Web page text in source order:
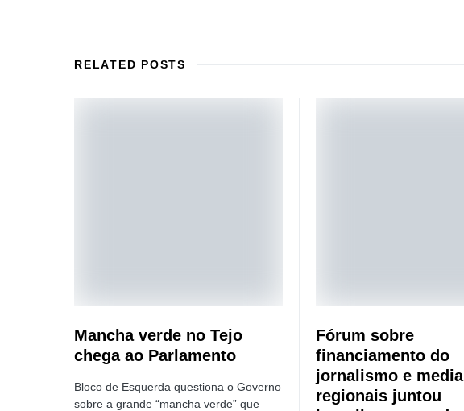
RELATED POSTS
Mancha verde no Tejo
chega ao Parlamento
Bloco de Esquerda questiona o Governo
sobre a grande “mancha verde” que
Fórum sobre
financiamento do
jornalismo e media
regionais juntou